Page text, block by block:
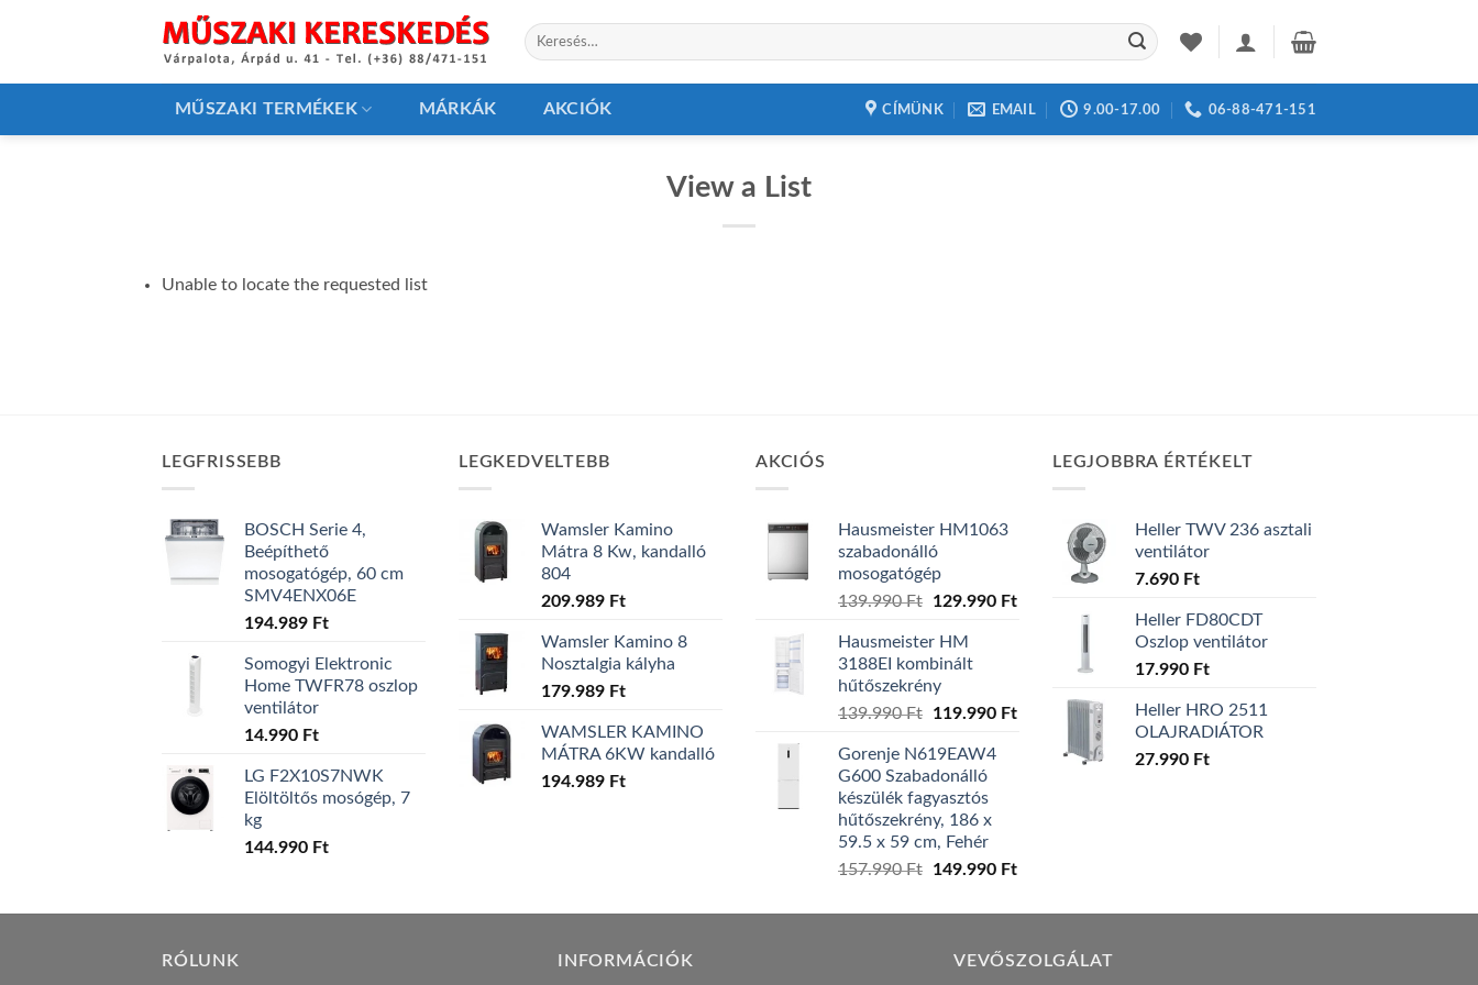
Keresés
a
MŰSZAKI TERMÉKEK MÁRKÁK AKCIÓK CÍMÜNK EMAIL 9.00-17.00 06-88-471-151
View a List
Unable to locate the requested list
LEGFRISSEBB
BOSCH Serie 4,
Beépíthető
mosogatógép, 60 cm
SMV4ENX06E
194.989 Ft
Somogyi Elektronic
Home TWFR78 oszlop
ventilátor
14.990 Ft
LG F2X10S7NWK
Elöltöltős mosógép, 7
kg
144.990 Ft
LEGKEDVELTEBB
Wamsler Kamino
Mátra 8 Kw, kandalló
804
209.989 Ft
Wamsler Kamino 8
Nosztalgia kályha
179.989 Ft
WAMSLER KAMINO
MÁTRA 6KW kandalló
194.989 Ft
AKCIÓS
Hausmeister HM1063
szabadonálló
mosogatógép
139.990Ft
Original
was:
139.990 Ft.
129.990 FtCurrent
129.990 Ft.
Hausmeister HM
3188EI kombinált
hűtőszekrény
139.990Ft
Original
was:
139.990 Ft.
119.990 FtCurrent
Gorenje N619EAW4
G600 Szabadonálló
készülék fagyasztós
hűtőszekrény, 186 x
59.5 x 59 cm, Fehér
157.990Ft
Original
was:
149.990 FtCurrent
is:
LEGJOBBRA ÉRTÉKELT
Heller TWV 236 asztali
ventilátor
7.690 Ft
Heller FD80CDT
Oszlop ventilátor
17.990 Ft
Heller HRO 2511
OLAJRADIÁTOR
27.990 Ft
RÓLUNK INFORMÁCIÓK VEVŐSZOLGÁLAT